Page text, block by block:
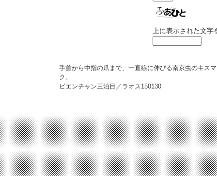
上に表示された文
手首から中指の爪まで、一直線に伸びる南京虫のキス
ク。
ビエンチャン三泊目／ラオス150130